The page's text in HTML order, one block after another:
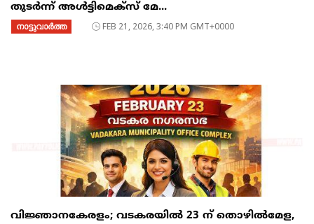
തുടർന്ന് അൾട്ടിമെക്സ് മേ...
നാട്ടുവാര്‍ത്ത FEB 21, 2026, 3:40 PM GMT+0000
വിജ്ഞാനകേരളം; വടകരയിൽ 23 ന് തൊഴിൽമേള,